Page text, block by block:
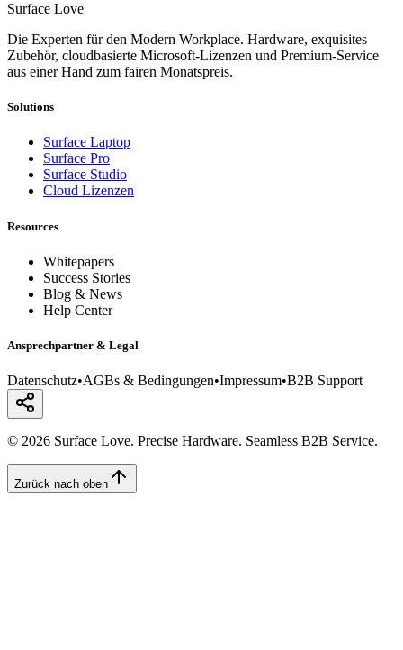
Surface Love
Die Experten für den Modern Workplace. Hardware, exquisites
Zubehör, cloudbasierte Microsoft-Lizenzen und Premium-Service
aus einer Hand zum fairen Monatspreis.
Solutions
Surface Laptop
Surface Pro
Surface Studio
Cloud Lizenzen
Resources
Whitepapers
Success Stories
Blog & News
Help Center
Ansprechpartner & Legal
Datenschutz•AGBs & Bedingungen•Impressum•B2B Support
© 2026 Surface Love. Precise Hardware. Seamless B2B Service.
Zurück nach oben